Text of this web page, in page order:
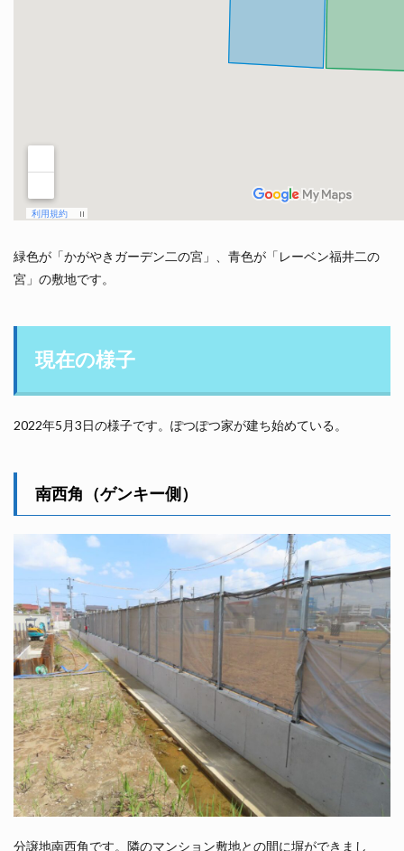
緑色が「かがやきガーデン二の宮」、青色が「レーベン福井二の
宮」の敷地です。
現在の様子
2022年5月3日の様子です。ぽつぽつ家が建ち始めている。
南西角（ゲンキー側）
分譲地南西角です。隣のマンション敷地との間に塀ができまし